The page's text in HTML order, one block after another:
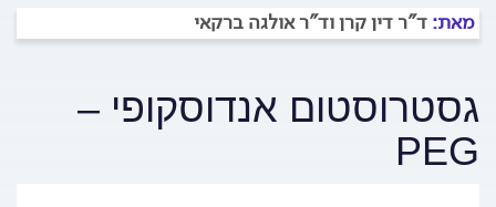
מאת: ד"ר דין קרן וד"ר אולגה ברקאי
גסטרוסטום אנדוסקופי –
PEG